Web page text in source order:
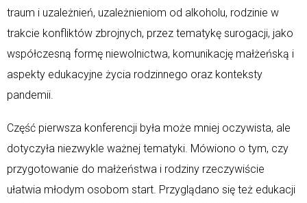
traum i uzależnień, uzależnieniom od alkoholu, rodzinie w
trakcie konfliktów zbrojnych, przez tematykę surogacji, jako
współczesną formę niewolnictwa, komunikację małżeńską i
aspekty edukacyjne życia rodzinnego oraz konteksty
pandemii.
Część pierwsza konferencji była może mniej oczywista, ale
dotyczyła niezwykle ważnej tematyki. Mówiono o tym, czy
przygotowanie do małżeństwa i rodziny rzeczywiście
ułatwia młodym osobom start. Przyglądano się też edukacji